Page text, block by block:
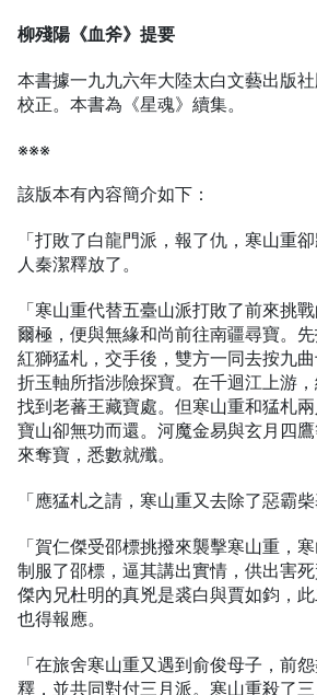
柳殘陽《血斧》提要
本書據一九九六年大陸太白文藝出版
校正。本書為《星魂》續集。
※※※
該版本有內容簡介如下：
「打敗了白龍門派，報了仇，寒山重
人秦潔釋放了。
「寒山重代替五臺山派打敗了前來挑
爾極，便與無緣和尚前往南疆尋寶。
紅獅猛札，交手後，雙方一同去按九
折玉軸所指涉險探寶。在千迴江上游
找到老蕃王藏寶處。但寒山重和猛札
寶山卻無功而還。河魔金易與玄月四
來奪寶，悉數就殲。
「應猛札之請，寒山重又去除了惡霸柴
「賀仁傑受邵標挑撥來襲擊寒山重，
制服了邵標，逼其講出實情，供出害
傑內兄杜明的真兇是裘白與賈如鈞，
也得報應。
「在旅舍寒山重又遇到俞俊母子，前
釋，並共同對付三月派。寒山重殺了